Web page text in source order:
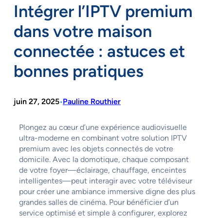
Intégrer l’IPTV premium
dans votre maison
connectée : astuces et
bonnes pratiques
juin 27, 2025•Pauline Routhier
Plongez au cœur d’une expérience audiovisuelle
ultra-moderne en combinant votre solution IPTV
premium avec les objets connectés de votre
domicile. Avec la domotique, chaque composant
de votre foyer—éclairage, chauffage, enceintes
intelligentes—peut interagir avec votre téléviseur
pour créer une ambiance immersive digne des plus
grandes salles de cinéma. Pour bénéficier d’un
service optimisé et simple à configurer, explorez